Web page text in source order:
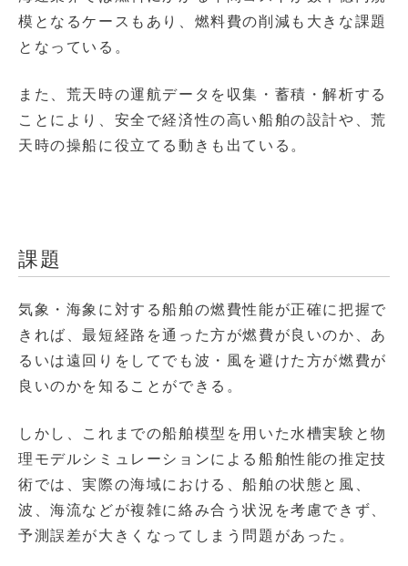
模となるケースもあり、燃料費の削減も大きな課題
となっている。
また、荒天時の運航データを収集・蓄積・解析する
ことにより、安全で経済性の高い船舶の設計や、荒
天時の操船に役立てる動きも出ている。
課題
気象・海象に対する船舶の燃費性能が正確に把握で
きれば、最短経路を通った方が燃費が良いのか、あ
るいは遠回りをしてでも波・風を避けた方が燃費が
良いのかを知ることができる。
しかし、これまでの船舶模型を用いた水槽実験と物
理モデルシミュレーションによる船舶性能の推定技
術では、実際の海域における、船舶の状態と風、
波、海流などが複雑に絡み合う状況を考慮できず、
予測誤差が大きくなってしまう問題があった。